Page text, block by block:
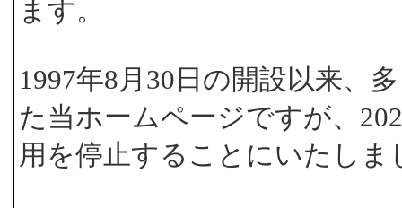
ます。
1997年8月30日の開設以来、
た当ホームページですが、
用を停止することにいたしま